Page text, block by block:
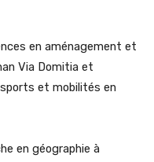
en aménagement et
Via Domitia et
et mobilités en
en géographie à